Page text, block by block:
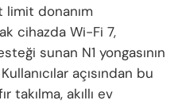
limit donanım
cihazda Wi-Fi 7,
sunan N1 yongasının
açısından bu
takılma, akıllı ev